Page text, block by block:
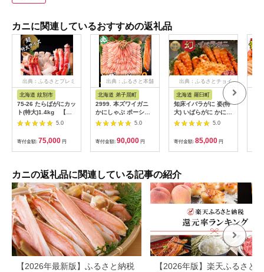
カニに関連しているおすすめの返礼品
出典：ふるさとプレミ
北海道 紋別市
75-26 たらばがにカッ
ト(特大)1.4kg 【お
祝い事や自分へのご褒
5.0
寄付金額: 75,000 円
出典：ふるさと本舗
北海道 弟子屈町
2999. 本ズワイガニ
かにしゃぶ ポーショ
ン 500g 6個 12-16人
前 カット済 ずわい蟹
ズワイガニ カニ 蟹 か
に 蟹足 生 生食 蟹し
ゃぶ 人気 お取り寄せ
屈町
5.0
寄付金額: 90,000 円
出典：ふるさとチョイ
北海道 羅臼町
知床イバラがに 姿(特
大) いばらがに かに
カニ 蟹 羅臼町 北海道
産 海産物 生産者 支援
5.0
寄付金額: 85,000 円
カニの返礼品に関連している記事の紹介
【2026年最新版】ふるさと納税
【2026年版】楽天ふるさと